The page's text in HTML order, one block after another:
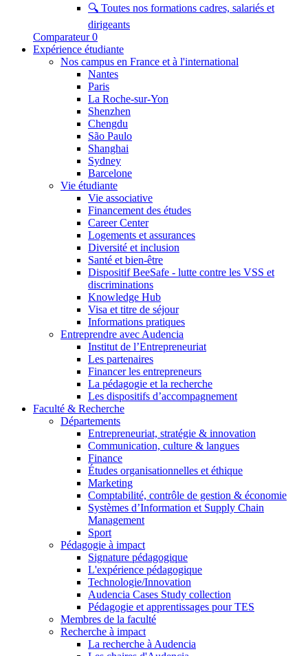
🔍 Toutes nos formations cadres, salariés et
dirigeants
Comparateur 0
Expérience étudiante
Nos campus en France et à l'international
Nantes
Paris
La Roche-sur-Yon
Shenzhen
Chengdu
São Paulo
Shanghai
Sydney
Barcelone
Vie étudiante
Vie associative
Financement des études
Career Center
Logements et assurances
Diversité et inclusion
Santé et bien-être
Dispositif BeeSafe - lutte contre les VSS et
discriminations
Knowledge Hub
Visa et titre de séjour
Informations pratiques
Entreprendre avec Audencia
Institut de l’Entrepreneuriat
Les partenaires
Financer les entrepreneurs
La pédagogie et la recherche
Les dispositifs d’accompagnement
Faculté & Recherche
Départements
Entrepreneuriat, stratégie & innovation
Communication, culture & langues
Finance
Études organisationnelles et éthique
Marketing
Comptabilité, contrôle de gestion & économie
Systèmes d’Information et Supply Chain
Management
Sport
Pédagogie à impact
Signature pédagogique
L'expérience pédagogique
Technologie/Innovation
Audencia Cases Study collection
Pédagogie et apprentissages pour TES
Membres de la faculté
Recherche à impact
La recherche à Audencia